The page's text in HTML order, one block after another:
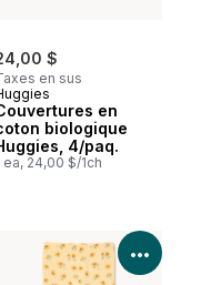
$
en sus
en
biologique
4/paq.
ea, 24,00 $/1ch
du produit Voir